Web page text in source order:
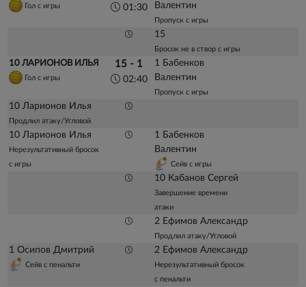
Гол с игры 01:30
Валентин
Пропуск с игры
15
Бросок не в створ с игры
10 ЛАРИОНОВ ИЛЬЯ
Гол с игры
15 - 1
02:40
1 Бабенков
Валентин
Пропуск с игры
10 Ларионов Илья
Продлил атаку/Угловой
10 Ларионов Илья
Нерезультативный бросок
с игры
1 Бабенков
Валентин
Сейв с игры
10 Кабанов Сергей
Завершение времени
атаки
2 Ефимов Александр
Продлил атаку/Угловой
1 Осипов Дмитрий
Сейв с пенальти
2 Ефимов Александр
Нерезультативный бросок
с пенальти